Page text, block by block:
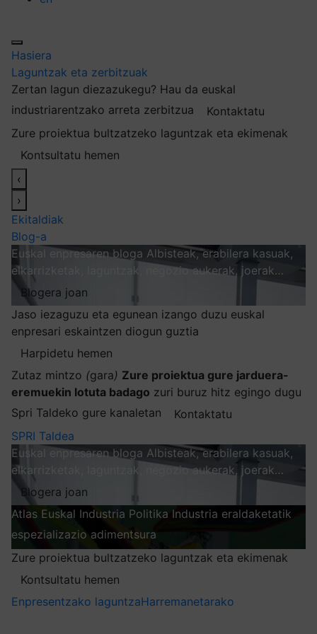
Hasiera
Laguntzak eta zerbitzuak
Zertan lagun diezazukegu? Hau da euskal
industriarentzako arreta zerbitzua
Kontaktatu
Zure proiektua bultzatzeko laguntzak eta ekimenak
Kontsultatu hemen
‹
›
Ekitaldiak
Blog-a
Euskal enpresaren bloga Albisteak, erabilera kasuak,
elkarrizketak, laguntzak, negozio aukerak, joerak…
Blogera joan
Jaso iezaguzu eta egunean izango duzu euskal
enpresari eskaintzen diogun guztia
Harpidetu hemen
Zutaz mintzo (gara) Zure proiektua gure jarduera-
eremuekin lotuta badago zuri buruz hitz egingo dugu
Spri Taldeko gure kanaletan
Kontaktatu
SPRI Taldea
Euskal enpresaren bloga Albisteak, erabilera kasuak,
elkarrizketak, laguntzak, negozio aukerak, joerak…
Blogera joan
Atlas Euskal Industria Politika Industria eraldaketatik
espezializazio adimentsura
Zure proiektua bultzatzeko laguntzak eta ekimenak
Kontsultatu hemen
Enpresentzako laguntzaHarremanetarako